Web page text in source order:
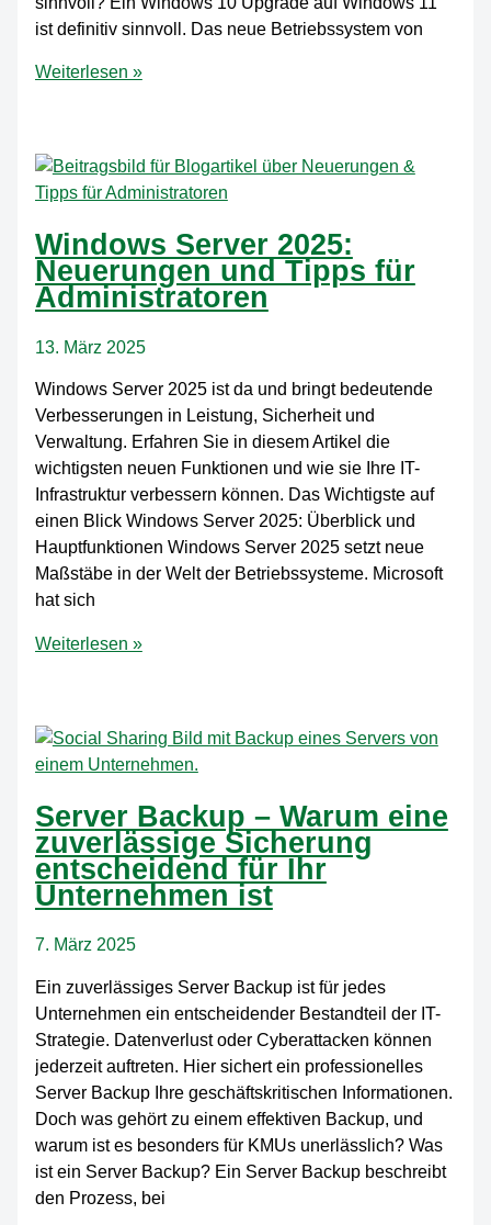
ist definitiv sinnvoll. Das neue Betriebssystem von
Windows
Windows
11
Update:
Ist
der
Upgrade
sinnvoll?
Weiterlesen »
Windows Server 2025:
Neuerungen und Tipps für
Administratoren
13. März 2025
Windows Server 2025 ist da und bringt bedeutende
Verbesserungen in Leistung, Sicherheit und
Verwaltung. Erfahren Sie in diesem Artikel die
wichtigsten neuen Funktionen und wie sie Ihre IT-
Infrastruktur verbessern können. Das Wichtigste auf
einen Blick Windows Server 2025: Überblick und
Hauptfunktionen Windows Server 2025 setzt neue
Maßstäbe in der Welt der Betriebssysteme. Microsoft
hat sich
Windows
Neuerungen
und
Tipps
Administratoren
Weiterlesen »
Server Backup – Warum eine
zuverlässige Sicherung
entscheidend für Ihr
Unternehmen ist
7. März 2025
Ein zuverlässiges Server Backup ist für jedes
Unternehmen ein entscheidender Bestandteil der IT-
Strategie. Datenverlust oder Cyberattacken können
jederzeit auftreten. Hier sichert ein professionelles
Server Backup Ihre geschäftskritischen Informationen.
Doch was gehört zu einem effektiven Backup, und
warum ist es besonders für KMUs unerlässlich? Was
ist ein Server Backup? Ein Server Backup beschreibt
den Prozess, bei